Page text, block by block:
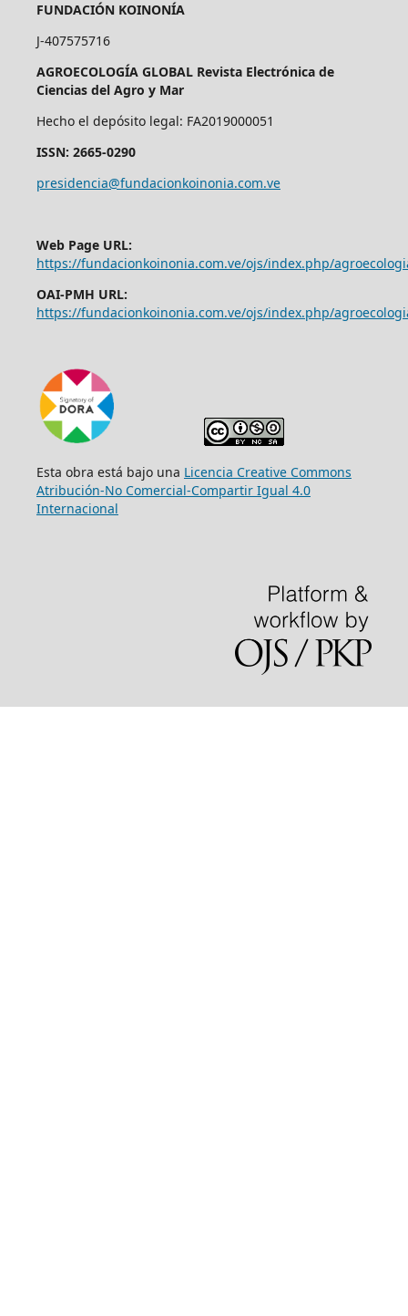
FUNDACIÓN KOINONÍA
J-407575716
AGROECOLOGÍA GLOBAL Revista Electrónica de
Ciencias del Agro y Mar
Hecho el depósito legal: FA2019000051
ISSN: 2665-0290
presidencia@fundacionkoinonia.com.ve
Web Page URL:
https://fundacionkoinonia.com.ve/ojs/index.php/
OAI-PMH URL:
https://fundacionkoinonia.com.ve/ojs/index.php/
Esta obra está bajo una Licencia Creative Commons
Atribución-No Comercial-Compartir Igual 4.0
Internacional